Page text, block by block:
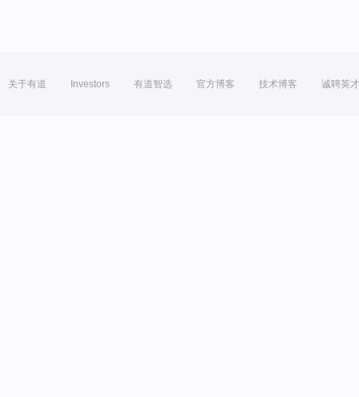
关于有道 Investors 有道智选 官方博客 技术博客 诚聘英才